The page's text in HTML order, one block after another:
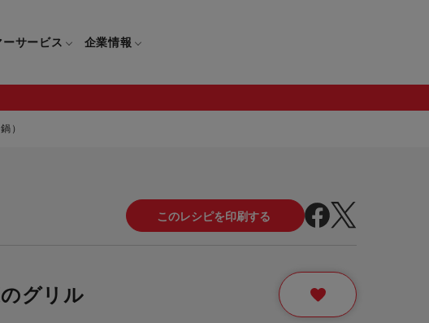
ハンドブレンダー
ー一覧
ギフト・プレゼント特集
ーサービス
保証について
企業情報
）
グリル